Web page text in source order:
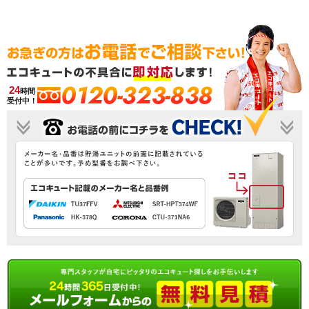
24時間
受付中！
0120-323-838